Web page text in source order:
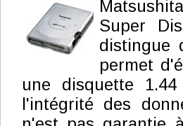
Super
distingue
permet
une disquette
l'intégrité des